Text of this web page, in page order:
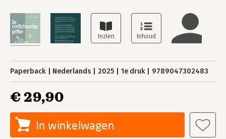
Paperback Nederlands 2025 1e druk 9789047302483
€ 29,90
In winkelwagen